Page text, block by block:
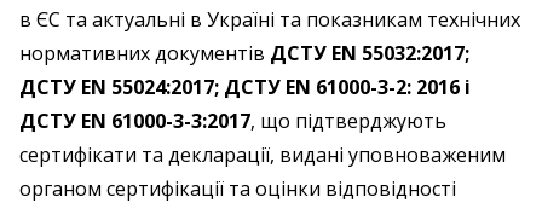
в ЄС та актуальні в Україні та показникам технічних
нормативних документів ДСТУ EN 55032:2017;
ДСТУ EN 55024:2017; ДСТУ EN 61000-3-2: 2016 і
ДСТУ EN 61000-3-3:2017, що підтверджують
сертифікати та декларації, видані уповноваженим
органом сертифікації та оцінки відповідності